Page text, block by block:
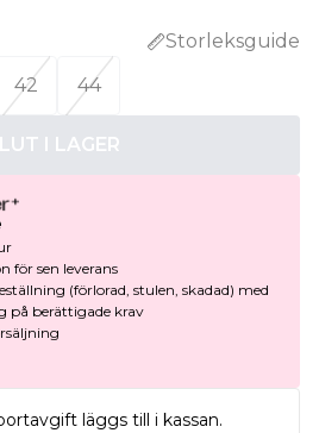
Storleksguide
42 44
I LAGER
för sen leverans
(förlorad, stulen, skadad) med
på berättigade krav
läggs till i kassan.